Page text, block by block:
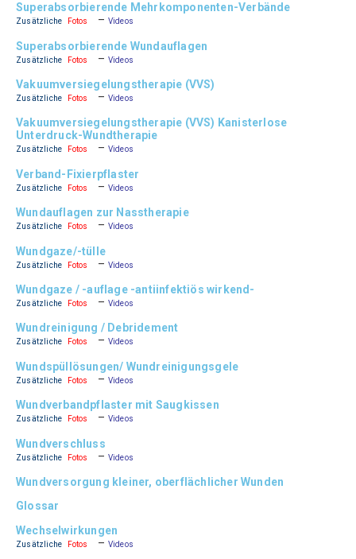
Superabsorbierende Mehrkomponenten-Verbände
Zusätzliche Fotos – Videos
Superabsorbierende Wundauflagen
Zusätzliche Fotos – Videos
Vakuumversiegelungstherapie (VVS)
Zusätzliche Fotos – Videos
Vakuumversiegelungstherapie (VVS) Kanisterlose
Unterdruck-Wundtherapie
Zusätzliche Fotos – Videos
Verband-Fixierpflaster
Zusätzliche Fotos – Videos
Wundauflagen zur Nasstherapie
Zusätzliche Fotos – Videos
Wundgaze/-tülle
Zusätzliche Fotos – Videos
Wundgaze / -auflage -antiinfektiös wirkend-
Zusätzliche Fotos – Videos
Wundreinigung / Debridement
Zusätzliche Fotos – Videos
Wundspüllösungen/ Wundreinigungsgele
Zusätzliche Fotos – Videos
Wundverbandpflaster mit Saugkissen
Zusätzliche Fotos – Videos
Wundverschluss
Zusätzliche Fotos – Videos
Wundversorgung kleiner, oberflächlicher Wunden
Glossar
Wechselwirkungen
Zusätzliche Fotos – Videos